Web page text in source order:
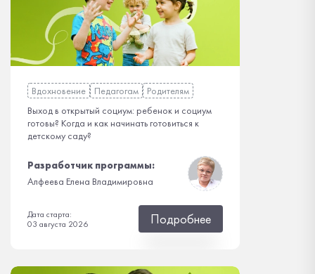
Вдохновение Педагогам
Родителям
Выход в открытый социум: ребенок и социум
готовы? Когда и как начинать готовиться к
детскому саду?
Разработчик программы:
Алфеева Елена Владимировна
Дата старта:
03 августа 2026
Подробнее